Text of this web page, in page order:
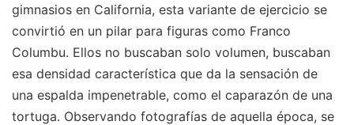
gimnasios en California, esta variante de ejercicio se
convirtió en un pilar para figuras como Franco
Columbu. Ellos no buscaban solo volumen, buscaban
esa densidad característica que da la sensación de
una espalda impenetrable, como el caparazón de una
tortuga. Observando fotografías de aquella época, se